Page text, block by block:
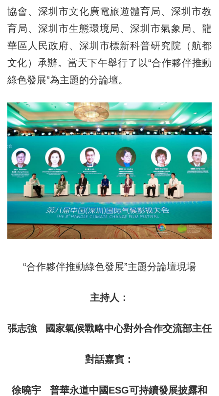
協會、深圳市文化廣電旅遊體育局、深圳市教
育局、深圳市生態環境局、深圳市氣象局、龍
華區人民政府、深圳市標新科普研究院（航都
文化）承辦。當天下午舉行了以“合作夥伴推動
綠色發展”為主題的分論壇。
“合作夥伴推動綠色發展”主題分論壇現場
主持人：
張志強 國家氣候戰略中心對外合作交流部主任
對話嘉賓：
徐曉宇 普華永道中國ESG可持續發展披露和